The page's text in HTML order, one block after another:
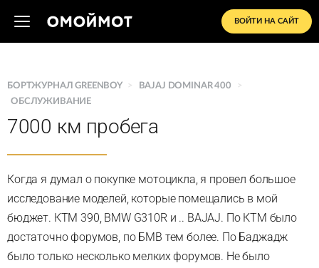
ВОЙТИ НА САЙТ
БОРТЖУРНАЛ GREENBOY > BAJAJ DOMINAR 400
>
ОБСЛУЖИВАНИЕ
7000 км пробега
Когда я думал о покупке мотоцикла, я провел большое
исследование моделей, которые помещались в мой
бюджет. КТМ 390, BMW G310R и .. BAJAJ. По КТМ было
достаточно форумов, по БМВ тем более. По Баджадж
было только несколько мелких форумов. Не было